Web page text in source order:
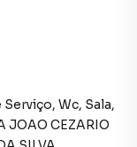
Wc, Sala,
JOAO CEZARIO